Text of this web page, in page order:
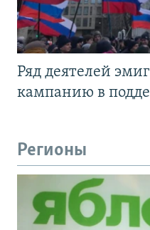
Ряд деятелей
кампанию в
Регионы